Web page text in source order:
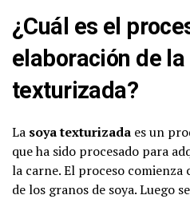
¿Cuál es el
elaboración de la
texturizada?
La soya texturizada es un
que ha sido procesado para
la carne. El proceso
de los granos de soya. Luego